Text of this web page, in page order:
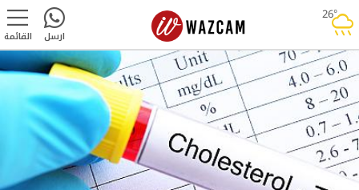
26°rainy القائمة ارسل